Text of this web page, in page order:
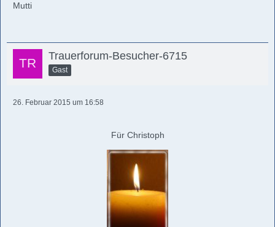
Mutti
Trauerforum-Besucher-6715
Gast
26. Februar 2015 um 16:58
Für Christoph